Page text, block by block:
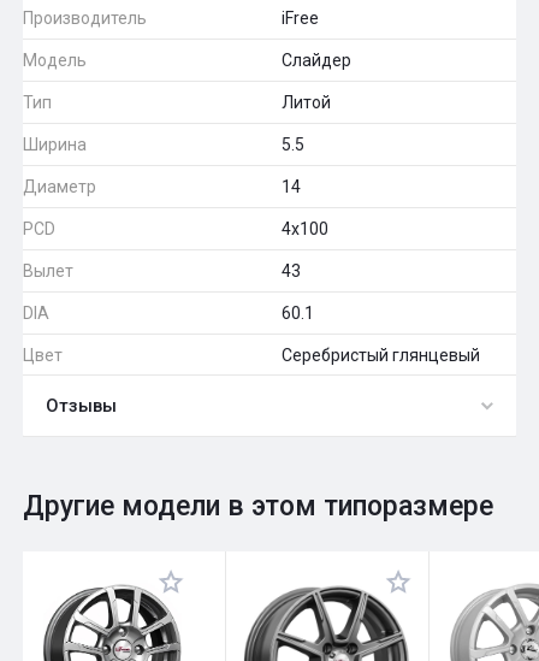
Производитель iFree
Модель Слайдер
Тип Литой
Ширина 5.5
Диаметр 14
PCD 4x100
Вылет 43
DIA 60.1
Цвет Серебристый глянцевый
Отзывы
Оставить отзыв
Общий рейтинг 0
Другие модели в этом типоразмере